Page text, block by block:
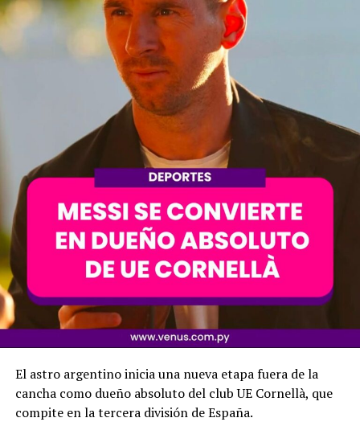
El astro argentino inicia una nueva etapa fuera de la
cancha como dueño absoluto del club UE Cornellà, que
compite en la tercera división de España.